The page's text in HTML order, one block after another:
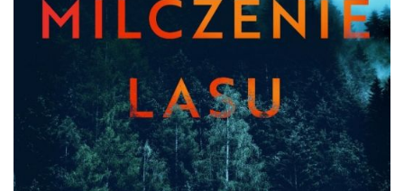
DO CZYTANIA
NA EKRANIE
KONTAKT